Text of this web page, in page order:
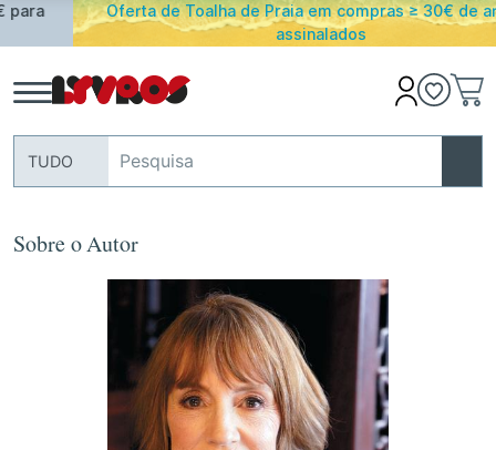
Oferta de Toalha de Praia em compras ≥ 30€ de artigos
assinalados
TUDO
Sobre o Autor